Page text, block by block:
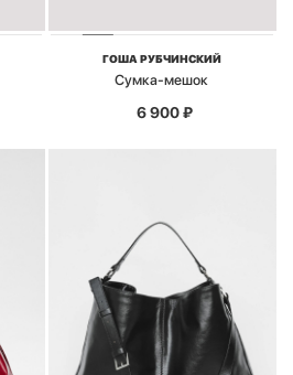
ГОША РУБЧИНСКИЙ
Сумка-мешок
6 900₽